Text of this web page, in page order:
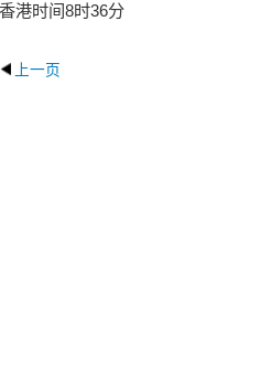
香港时间8时36分
上一页